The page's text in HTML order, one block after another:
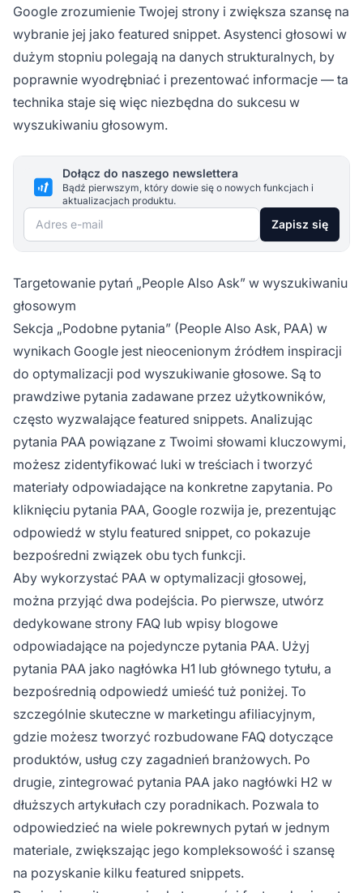
Google zrozumienie Twojej strony i zwiększa szansę na
wybranie jej jako featured snippet. Asystenci głosowi w
dużym stopniu polegają na danych strukturalnych, by
poprawnie wyodrębniać i prezentować informacje — ta
technika staje się więc niezbędna do sukcesu w
wyszukiwaniu głosowym.
Dołącz do naszego newslettera
Bądź pierwszym, który dowie się o nowych funkcjach i
aktualizacjach produktu.
Adres e-mail Zapisz się
Targetowanie pytań „People Also Ask” w wyszukiwaniu
głosowym
Sekcja „Podobne pytania” (People Also Ask, PAA) w
wynikach Google jest nieocenionym źródłem inspiracji
do optymalizacji pod wyszukiwanie głosowe. Są to
prawdziwe pytania zadawane przez użytkowników,
często wyzwalające featured snippets. Analizując
pytania PAA powiązane z Twoimi słowami kluczowymi,
możesz zidentyfikować luki w treściach i tworzyć
materiały odpowiadające na konkretne zapytania. Po
kliknięciu pytania PAA, Google rozwija je, prezentując
odpowiedź w stylu featured snippet, co pokazuje
bezpośredni związek obu tych funkcji.
Aby wykorzystać PAA w optymalizacji głosowej,
można przyjąć dwa podejścia. Po pierwsze, utwórz
dedykowane strony FAQ lub wpisy blogowe
odpowiadające na pojedyncze pytania PAA. Użyj
pytania PAA jako nagłówka H1 lub głównego tytułu, a
bezpośrednią odpowiedź umieść tuż poniżej. To
szczególnie skuteczne w marketingu afiliacyjnym,
gdzie możesz tworzyć rozbudowane FAQ dotyczące
produktów, usług czy zagadnień branżowych. Po
drugie, zintegrować pytania PAA jako nagłówki H2 w
dłuższych artykułach czy poradnikach. Pozwala to
odpowiedzieć na wiele pokrewnych pytań w jednym
materiale, zwiększając jego kompleksowość i szansę
na pozyskanie kilku featured snippets.